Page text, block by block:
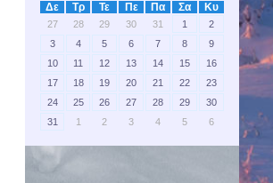
Δε
Τρ Τε Πε Πα Σα Κυ
27 28 29 30 31 1
2
3
4 5 6 7 8
9
10
11 12 13 14 15
16
17
18 19 20 21 22
23
24
25 26 27 28 29
30
31
1 2 3 4 5 6